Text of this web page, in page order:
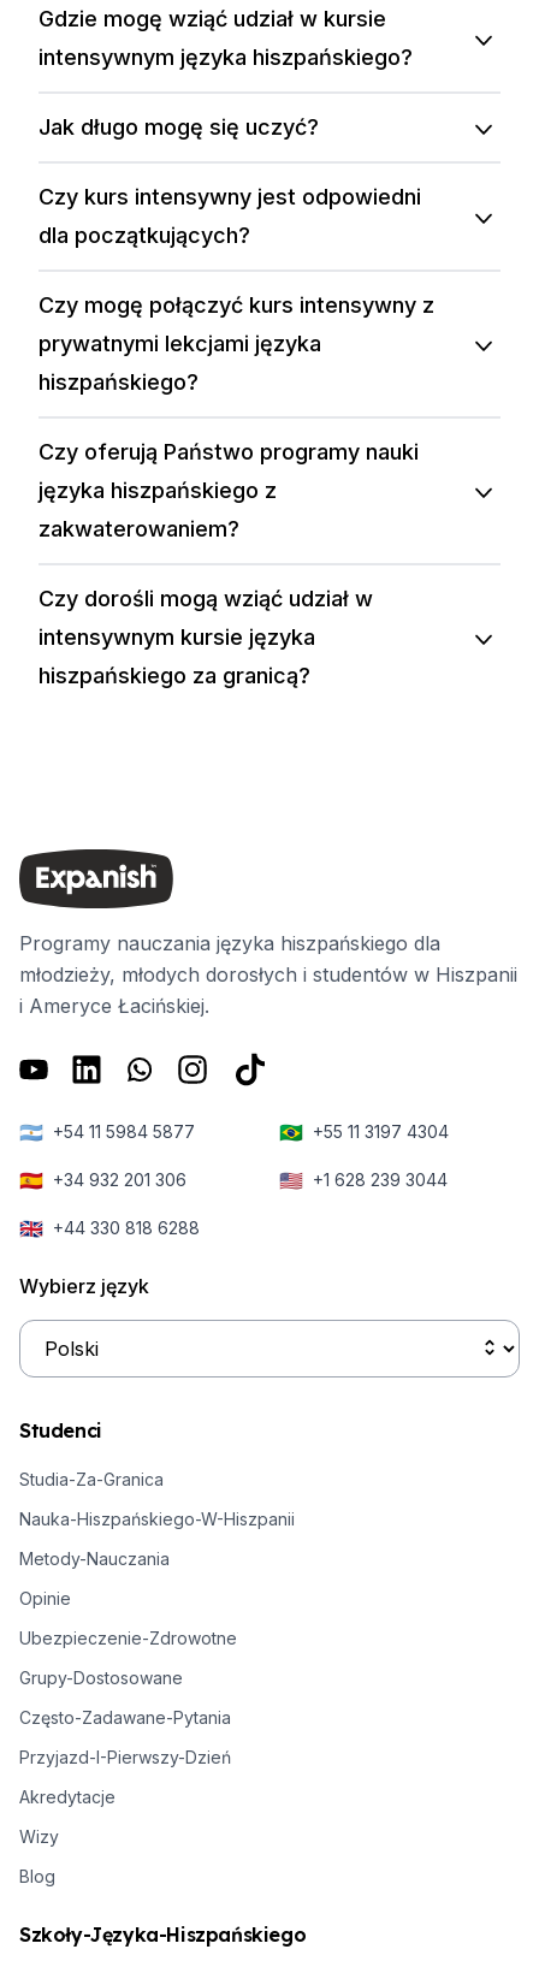
Gdzie mogę wziąć udział w kursie
intensywnym języka hiszpańskiego?
Jak długo mogę się uczyć?
Czy kurs intensywny jest odpowiedni
dla początkujących?
Czy mogę połączyć kurs intensywny z
prywatnymi lekcjami języka
hiszpańskiego?
Czy oferują Państwo programy nauki
języka hiszpańskiego z
zakwaterowaniem?
Czy dorośli mogą wziąć udział w
intensywnym kursie języka
hiszpańskiego za granicą?
Programy nauczania języka hiszpańskiego dla
młodzieży, młodych dorosłych i studentów w Hiszpanii
i Ameryce Łacińskiej.
🇦🇷 +54 11 5984 5877 🇧🇷 +55 11 3197 4304
🇪🇸 +34 932 201 306 🇺🇸 +1 628 239 3044
🇬🇧 +44 330 818 6288
Wybierz język
Studenci
Studia-Za-Granica
Nauka-Hiszpańskiego-W-Hiszpanii
Metody-Nauczania
Opinie
Ubezpieczenie-Zdrowotne
Grupy-Dostosowane
Często-Zadawane-Pytania
Przyjazd-I-Pierwszy-Dzień
Akredytacje
Wizy
Blog
Szkoły-Języka-Hiszpańskiego